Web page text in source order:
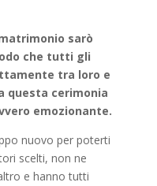
sarò
che tutti gli
tra loro e
questa cerimonia
emozionante.
nuovo per poterti
scelti, non ne
e hanno tutti